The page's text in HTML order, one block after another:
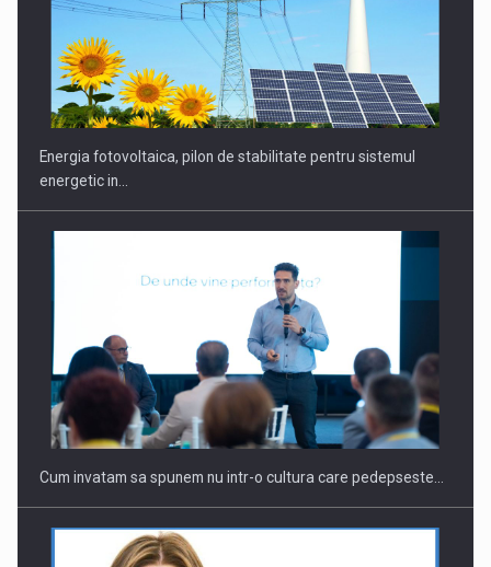
CEO Conference - Shaping The Future - Technology and…
Webinar - Business Evolution-RETHINK STRATEGY-Finantare
Investitii Digitalizare
Energia fotovoltaica, pilon de stabilitate pentru sistemul
energetic in…
Cum invatam sa spunem nu intr-o cultura care pedepseste…